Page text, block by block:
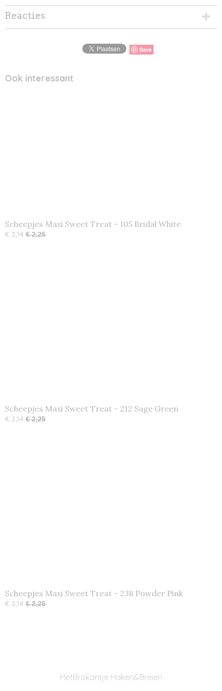
Reacties
Save
Ook interessant
Scheepjes Maxi Sweet Treat - 105 Bridal White
€ 2,14 € 2,25
Scheepjes Maxi Sweet Treat - 212 Sage Green
€ 2,14 € 2,25
Scheepjes Maxi Sweet Treat - 238 Powder Pink
€ 2,14 € 2,25
HetBrokantje Haken&Breien